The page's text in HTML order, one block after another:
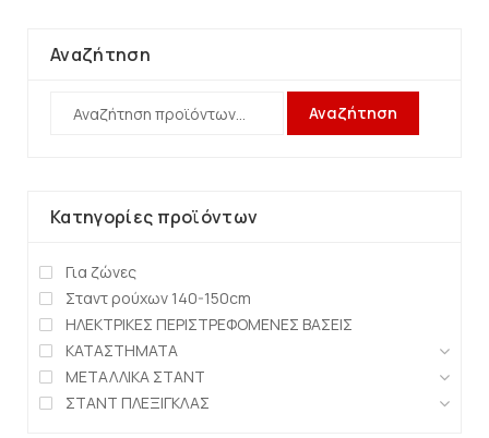
Αναζήτηση
Αναζήτηση
Κατηγορίες προϊόντων
Για ζώνες
Σταντ ρούχων 140-150cm
ΗΛΕΚΤΡΙΚΕΣ ΠΕΡΙΣΤΡΕΦΟΜΕΝΕΣ ΒΑΣΕΙΣ
ΚΑΤΑΣΤΗΜΑΤΑ
ΜΕΤΑΛΛΙΚΑ ΣΤΑΝΤ
ΣΤΑΝΤ ΠΛΕΞΙΓΚΛΑΣ